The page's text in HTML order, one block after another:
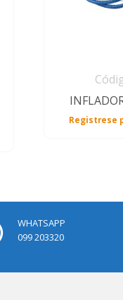
Registrese
WHATSAPP
099 203320